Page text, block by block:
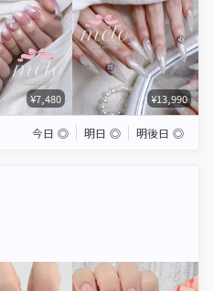
¥7,480 ¥13,990
今日 ◎ 明日 ◎ 明後日 ◎